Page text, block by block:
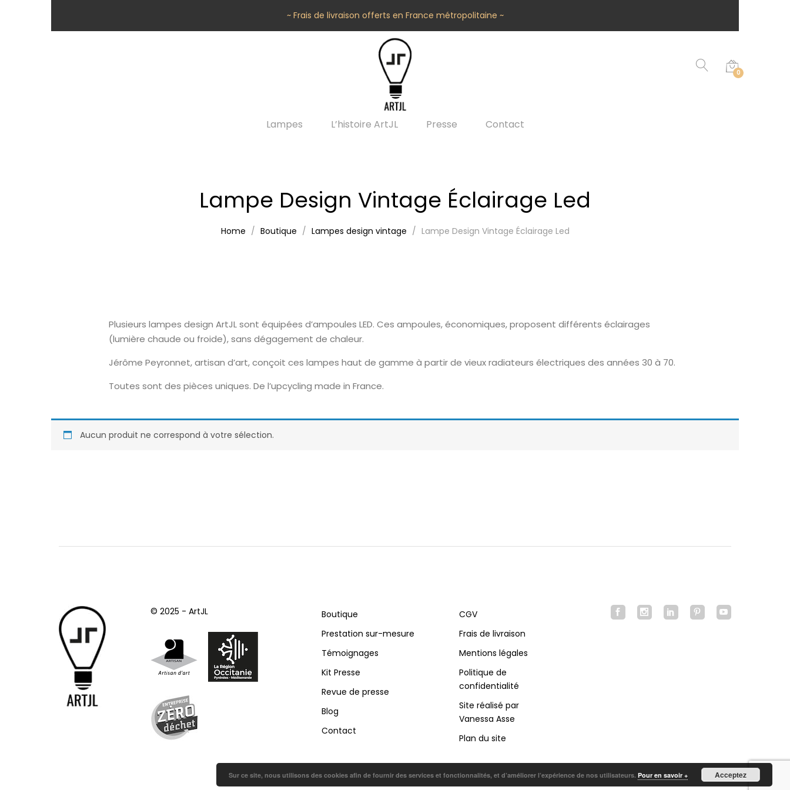
~ Frais de livraison offerts en France métropolitaine ~
0
Lampes L’histoire ArtJL Presse Contact
Lampe Design Vintage Éclairage Led
Home Boutique Lampes design vintage Lampe Design Vintage Éclairage Led
Plusieurs lampes design ArtJL sont équipées d’ampoules LED. Ces ampoules, économiques, proposent différents éclairages
(lumière chaude ou froide), sans dégagement de chaleur.
Jérôme Peyronnet, artisan d’art, conçoit ces lampes haut de gamme à partir de vieux radiateurs électriques des années 30 à 70.
Toutes sont des pièces uniques. De l’upcycling made in France.
Aucun produit ne correspond à votre sélection.
© 2025 - ArtJL
Boutique
Prestation sur-mesure
Témoignages
Kit Presse
Revue de presse
Blog
Contact
CGV
Frais de livraison
Mentions légales
Politique de
confidentialité
Site réalisé par
Vanessa Asse
Plan du site
Sur ce site, nous utilisons des cookies afin de fournir des services et fonctionnalités, et d’améliorer l’expérience de nos utilisateurs. Pour en savoir + Acceptez